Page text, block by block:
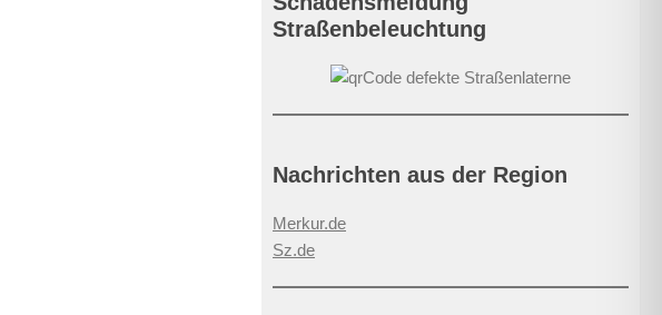
Straßenbeleuchtung
Nachrichten aus der Region
Merkur.de
Sz.de